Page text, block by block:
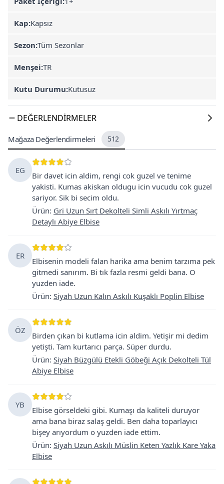
Kap:Kapsız
Sezon:Tüm Sezonlar
Menşei:TR
Kutu Durumu:Kutusuz
DEĞERLENDIRMELER
Mağaza Değerlendirmeleri 512
EG
Bir davet icin aldim, rengi cok guzel ve tenime
yakisti. Kumas akiskan oldugu icin vucudu cok guzel
sariyor. Sik bi secim oldu.
Ürün: Gri Uzun Sırt Dekolteli Simli Askılı Yırtmaç
Detaylı Abiye Elbise
ER
Elbisenin modeli falan harika ama benim tarzıma pek
gitmedi sanırım. Bi tık fazla resmi geldi bana. O
yuzden iade.
Ürün: Siyah Uzun Kalın Askılı Kuşaklı Poplin Elbise
ÖZ
Birden çıkan bi kutlama icin aldim. Yetişir mi dedim
yetişti. Tam kurtarıcı parça. Süper durdu.
Ürün: Siyah Büzgülü Etekli Göbeği Açık Dekolteli Tül
Abiye Elbise
YB
Elbise görseldeki gibi. Kumaşı da kaliteli duruyor
ama bana biraz salaş geldi. Ben daha toparlayıcı
bişey arıyordum o yuzden iade ettim.
Ürün: Siyah Uzun Askılı Müslin Keten Yazlık Kare Yaka
Elbise